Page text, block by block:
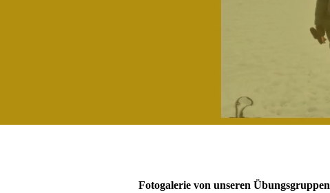
Fotogalerie von unseren Übungsgruppen